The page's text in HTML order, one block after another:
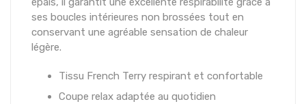
ses boucles intérieures non brossées tout en
conservant une agréable sensation de chaleur
légère.
Tissu French Terry respirant et confortable
Coupe relax adaptée au quotidien